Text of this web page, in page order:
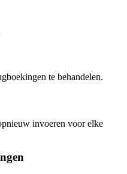
te behandelen.
invoeren voor elke